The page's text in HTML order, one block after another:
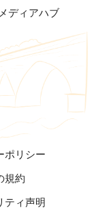
ディアハブ
ポリシー
規約
ティ声明